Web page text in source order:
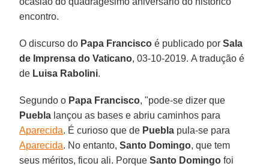
encontro.
O discurso do Papa Francisco é publicado porSala
de Imprensa do Vaticano, 03-10-2019. A tradução é
de Luisa Rabolini.
Segundo o Papa Francisco, "pode-se dizer que
Puebla lançou as bases e abriu caminhos para
Aparecida. É curioso que de Puebla pula-se para
Aparecida. No entanto,Santo Domingo, que tem
seus méritos, ficou ali. PorqueSanto Domingo foi